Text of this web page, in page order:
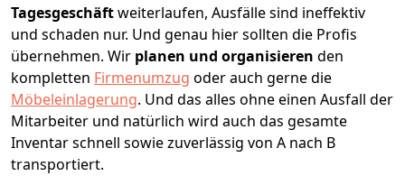
Tagesgeschäftweiterlaufen, Ausfälle sind ineffektiv
und schaden nur. Und genau hier sollten die Profis
übernehmen. Wir planen und organisieren den
kompletten Firmenumzug oder auch gerne die
Möbeleinlagerung. Und das alles ohne einen Ausfall der
Mitarbeiter und natürlich wird auch das gesamte
Inventar schnell sowie zuverlässig von A nach B
transportiert.